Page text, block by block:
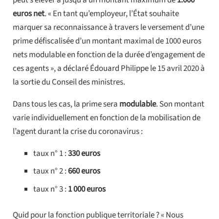
euros net. « En tant qu’employeur, l’État souhaite
marquer sa reconnaissance à travers le versement d’une
prime défiscalisée d’un montant maximal de 1000 euros
nets modulable en fonction de la durée d’engagement de
ces agents », a déclaré Édouard Philippe le 15 avril 2020 à
la sortie du Conseil des ministres.
Dans tous les cas, la prime sera modulable. Son montant
varie individuellement en fonction de la mobilisation de
l’agent durant la crise du coronavirus :
taux n° 1 :330 euros
taux n° 2 :660 euros
taux n° 3 : 1 000 euros
Quid pour la fonction publique territoriale ? « Nous